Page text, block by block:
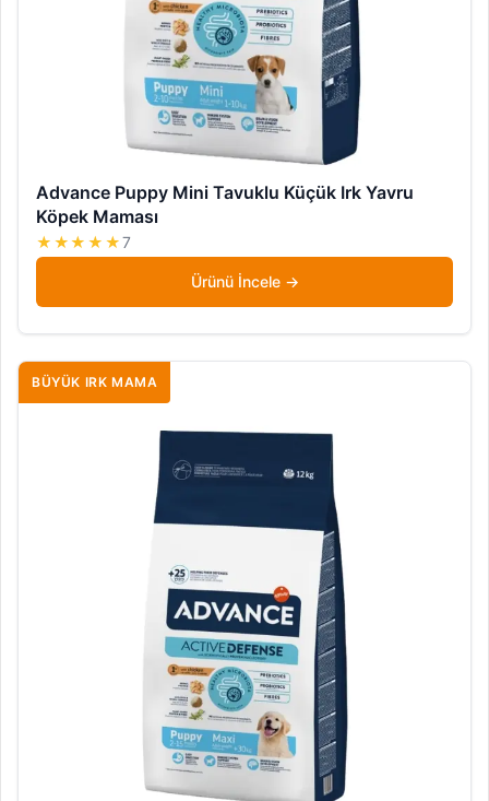
Advance Puppy Mini Tavuklu Küçük Irk Yavru
Köpek Maması
★★★★★7
Ürünü İncele
BÜYÜK IRK MAMA